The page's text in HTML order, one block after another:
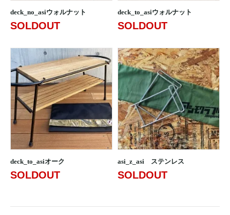
deck_no_asiウォルナット
SOLDOUT
deck_to_asiウォルナット
SOLDOUT
deck_to_asiオーク
SOLDOUT
asi_z_asi ステンレス
SOLDOUT